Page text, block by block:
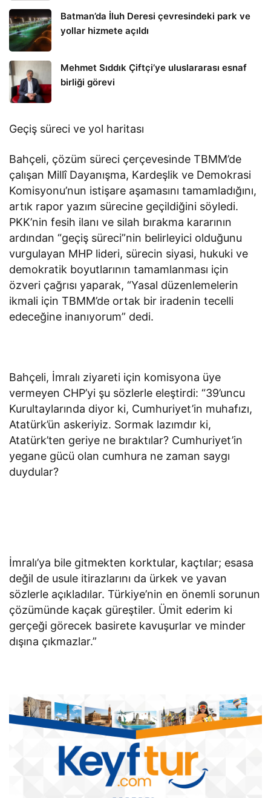
Batman’da İluh Deresi çevresindeki park ve
yollar hizmete açıldı
Mehmet Sıddık Çiftçi’ye uluslararası esnaf
birliği görevi
Geçiş süreci ve yol haritası
Bahçeli, çözüm süreci çerçevesinde TBMM’de
çalışan Millî Dayanışma, Kardeşlik ve Demokrasi
Komisyonu’nun istişare aşamasını tamamladığını,
artık rapor yazım sürecine geçildiğini söyledi.
PKK’nin fesih ilanı ve silah bırakma kararının
ardından “geçiş süreci”nin belirleyici olduğunu
vurgulayan MHP lideri, sürecin siyasi, hukuki ve
demokratik boyutlarının tamamlanması için
özveri çağrısı yaparak, “Yasal düzenlemelerin
ikmali için TBMM’de ortak bir iradenin tecelli
edeceğine inanıyorum” dedi.
Bahçeli, İmralı ziyareti için komisyona üye
vermeyen CHP’yi şu sözlerle eleştirdi: “39’uncu
Kurultaylarında diyor ki, Cumhuriyet’in muhafızı,
Atatürk’ün askeriyiz. Sormak lazımdır ki,
Atatürk’ten geriye ne bıraktılar? Cumhuriyet’in
yegane gücü olan cumhura ne zaman saygı
duydular?
İmralı’ya bile gitmekten korktular, kaçtılar; esasa
değil de usule itirazlarını da ürkek ve yavan
sözlerle açıkladılar. Türkiye’nin en önemli sorunun
çözümünde kaçak güreştiler. Ümit ederim ki
gerçeği görecek basirete kavuşurlar ve minder
dışına çıkmazlar.”